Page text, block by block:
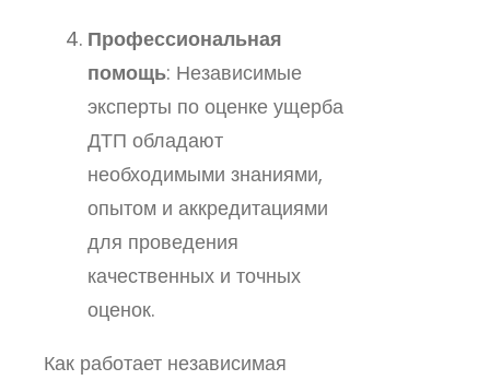
Профессиональная
помощь: Независимые
эксперты по оценке ущерба
ДТП обладают
необходимыми знаниями,
опытом и аккредитациями
для проведения
качественных и точных
оценок.
Как работает независимая